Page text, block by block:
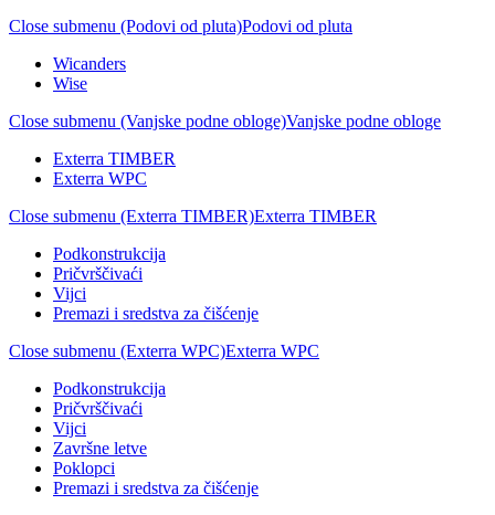
Close submenu (Podovi od pluta)Podovi od pluta
Wicanders
Wise
Close submenu (Vanjske podne obloge)Vanjske podne obloge
Exterra TIMBER
Exterra WPC
Close submenu (Exterra TIMBER)Exterra TIMBER
Podkonstrukcija
Pričvrščivaći
Vijci
Premazi i sredstva za čišćenje
Close submenu (Exterra WPC)Exterra WPC
Podkonstrukcija
Pričvrščivaći
Vijci
Završne letve
Poklopci
Premazi i sredstva za čišćenje